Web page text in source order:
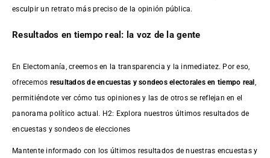
esculpir un retrato más preciso de la opinión pública.
Resultados en tiempo real: la voz de la gente
En Electomanía, creemos en la transparencia y la inmediatez. Por eso,
ofrecemos resultados deencuestas y sondeos electorales en tiempo real
permitiéndote ver cómo tus opiniones y las de otros se reflejan en el
panorama político actual. H2: Explora nuestros últimos resultados de
encuestas y sondeos de elecciones
Mantente informado con los últimos resultados de nuestras encuestasy